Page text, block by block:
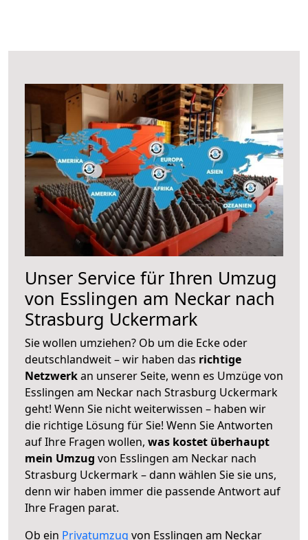
Unser Service für Ihren Umzug
von Esslingen am Neckar nach
Strasburg Uckermark
Sie wollen umziehen? Ob um die Ecke oder
deutschlandweit – wir haben das richtige
Netzwerkan unserer Seite, wenn es Umzüge von
Esslingen am Neckar nach Strasburg Uckermark
geht! Wenn Sie nicht weiterwissen – haben wir
die richtige Lösung für Sie! Wenn Sie Antworten
auf Ihre Fragen wollen, was kostet überhaupt
mein Umzug von Esslingen am Neckar nach
Strasburg Uckermark – dann wählen Sie sie uns,
denn wir haben immer die passende Antwort auf
Ihre Fragen parat.
Ob ein Privatumzug von Esslingen am Neckar